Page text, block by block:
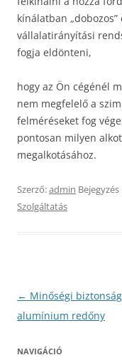
kínálatban
vállalatirányítási
fogja eldönteni,
hogy az Ön cégénél
nem megfelelő a
felméréseket fog
pontosan milyen
megalkotásához.
Szerző:admin
Szolgáltatás
Bejegyzés
navigáció
← Minőségi
alumínium redőny
NAVIGÁCIÓ